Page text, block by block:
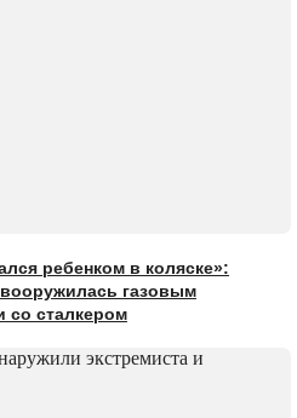
ребенком в коляске»:
газовым
со сталкером